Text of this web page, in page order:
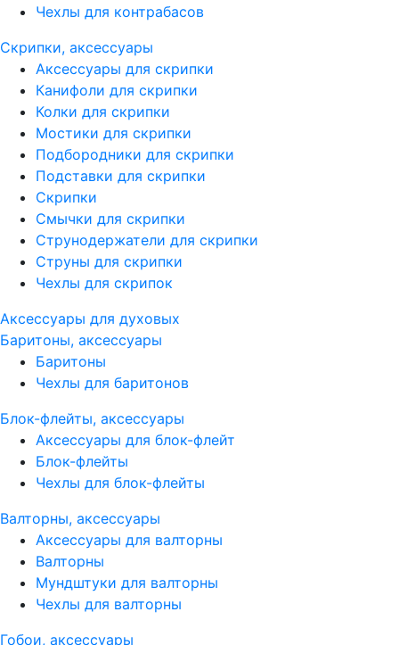
Чехлы для контрабасов
Скрипки, аксессуары
Аксессуары для скрипки
Канифоли для скрипки
Колки для скрипки
Мостики для скрипки
Подбородники для скрипки
Подставки для скрипки
Скрипки
Смычки для скрипки
Струнодержатели для скрипки
Струны для скрипки
Чехлы для скрипок
Аксессуары для духовых
Баритоны, аксессуары
Баритоны
Чехлы для баритонов
Блок-флейты, аксессуары
Аксессуары для блок-флейт
Блок-флейты
Чехлы для блок-флейты
Валторны, аксессуары
Аксессуары для валторны
Валторны
Мундштуки для валторны
Чехлы для валторны
Гобои, аксессуары